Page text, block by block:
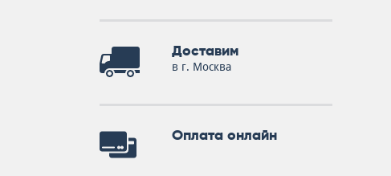
Доставим
в г. Москва
Оплата онлайн